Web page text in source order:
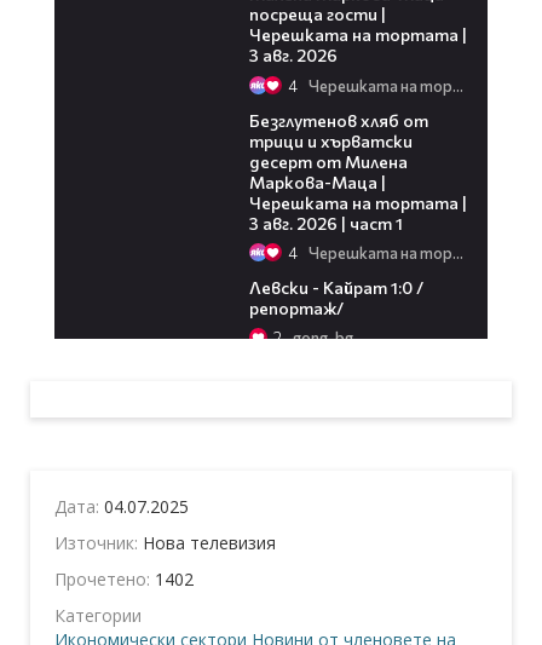
Дата: 04.07.2025
Източник: Нова телевизия
Прочетено: 1402
Категории
Икономически сектори Новини от членовете на